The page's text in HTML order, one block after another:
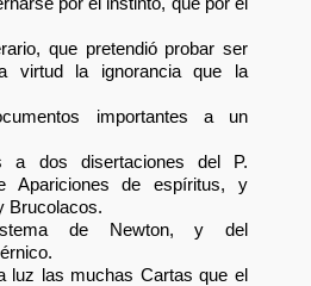
que pretendió probar ser
virtud la ignorancia que la
importantes a un
a dos disertaciones del P.
Apariciones de espíritus, y
Brucolacos.
de Newton, y del
luz las muchas Cartas que el